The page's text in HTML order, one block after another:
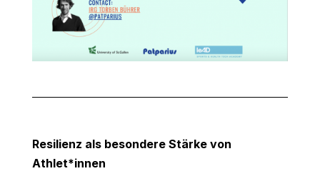
Resilienz als besondere Stärke von
Athlet*innen